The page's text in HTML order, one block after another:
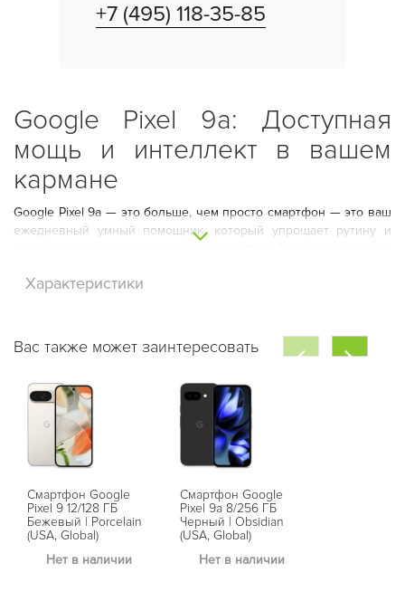
+7 (495) 118-35-85
Google Pixel 9a: Доступная
мощь и интеллект в вашем
кармане
Google Pixel 9a — это больше, чем просто смартфон — это ваш
ежедневный умный помощник, который упрощает рутину и
9a станет идеальным выбором для тех, кто ценит качество и
Надежность каждый день
Pixel 9a создан, чтобы стать вашим долговечным спутником.
Защита от влаги и ударов гарантирует его устойчивость к
Характеристики
Вас также может заинтересовать
Смартфон Google
Pixel 9 12/128 ГБ
Бежевый | Porcelain
(USA, Global)
Нет в наличии
Смартфон Google
Pixel 9a 8/256 ГБ
Черный | Obsidian
(USA, Global)
Нет в наличии